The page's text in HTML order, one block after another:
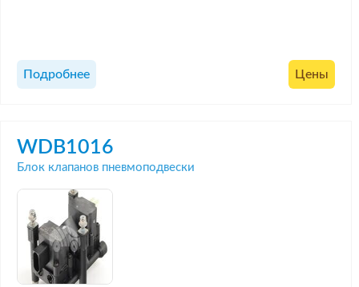
Подробнее Цены
WDB1016
Блок клапанов пневмоподвески